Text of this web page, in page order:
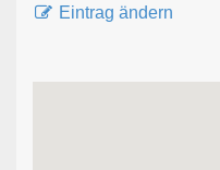
Eintrag ändern